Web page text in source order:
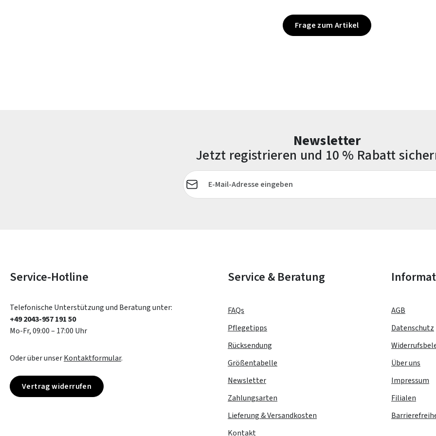
Frage zum Artikel
Newsletter
Jetzt registrieren und 10 % Rabatt
E-Mail-Adresse*
Service-Hotline
Telefonische Unterstützung und Beratung unter:
+49 2043-957 191 50
Mo-Fr, 09:00 – 17:00 Uhr
Oder über unserKontaktformular.
Vertrag widerrufen
Service & Beratung
FAQs
Pflegetipps
Rücksendung
Größentabelle
Newsletter
Zahlungsarten
Lieferung & Versandkosten
Kontakt
AGB
Datenschutz
Über uns
Impressum
Filialen